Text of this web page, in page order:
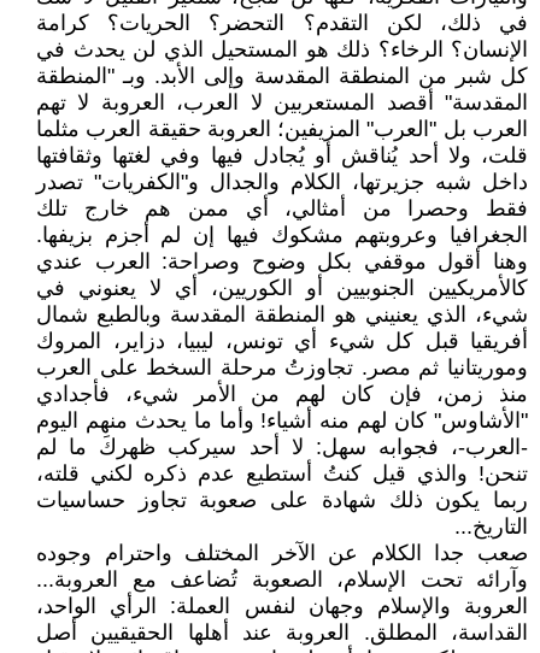
في ذلك، لكن التقدم؟ التحضر؟ الحريات؟ كرامة
الإنسان؟ الرخاء؟ ذلك هو المستحيل الذي لن يحدث في
كل شبر من المنطقة المقدسة وإلى الأبد. وبـ "المنطقة
المقدسة" أقصد المستعربين لا العرب، العروبة لا تهم
العرب بل "العرب" المزيفين؛ العروبة حقيقة العرب مثلما
قلت، ولا أحد يُناقش أو يُجادل فيها وفي لغتها وثقافتها
داخل شبه جزيرتها، الكلام والجدال و"الكفريات" تصدر
فقط وحصرا من أمثالي، أي ممن هم خارج تلك
الجغرافيا وعروبتهم مشكوك فيها إن لم أجزم بزيفها.
وهنا أقول موقفي بكل وضوح وصراحة: العرب عندي
كالأمريكيين الجنوبيين أو الكوريين، أي لا يعنوني في
شيء، الذي يعنيني هو المنطقة المقدسة وبالطبع شمال
أفريقيا قبل كل شيء أي تونس، ليبيا، دزاير، المروك
وموريتانيا ثم مصر. تجاوزتُ مرحلة السخط على العرب
منذ زمن، فإن كان لهم من الأمر شيء، فأجدادي
"الأشاوس" كان لهم منه أشياء! وأما ما يحدث منهم اليوم
-العرب-، فجوابه سهل: لا أحد سيركب ظهركَ ما لم
تنحن! والذي قيل كنتُ أستطيع عدم ذكره لكني قلته،
ربما يكون ذلك شهادة على صعوبة تجاوز حساسيات
التاريخ...
صعب جدا الكلام عن الآخر المختلف واحترام وجوده
وآرائه تحت الإسلام، الصعوبة تُضاعف مع العروبة...
العروبة والإسلام وجهان لنفس العملة: الرأي الواحد،
القداسة، المطلق. العروبة عند أهلها الحقيقيين أصل